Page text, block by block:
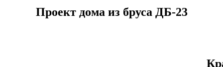
Проект дома из бруса ДБ-23